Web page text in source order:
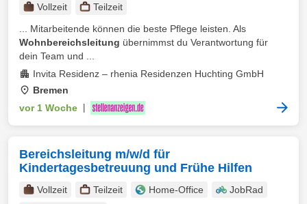
Vollzeit
Teilzeit
... Mitarbeitende können die beste Pflege leisten. Als
Wohnbereichsleitung übernimmst du Verantwortung für
dein Team und ...
Invita Residenz – rhenia Residenzen Huchting GmbH
Bremen
vor 1 Woche
Bereichsleitung m/w/d für
Kindertagesbetreuung und Frühe Hilfen
Vollzeit Teilzeit Home-Office
JobRad